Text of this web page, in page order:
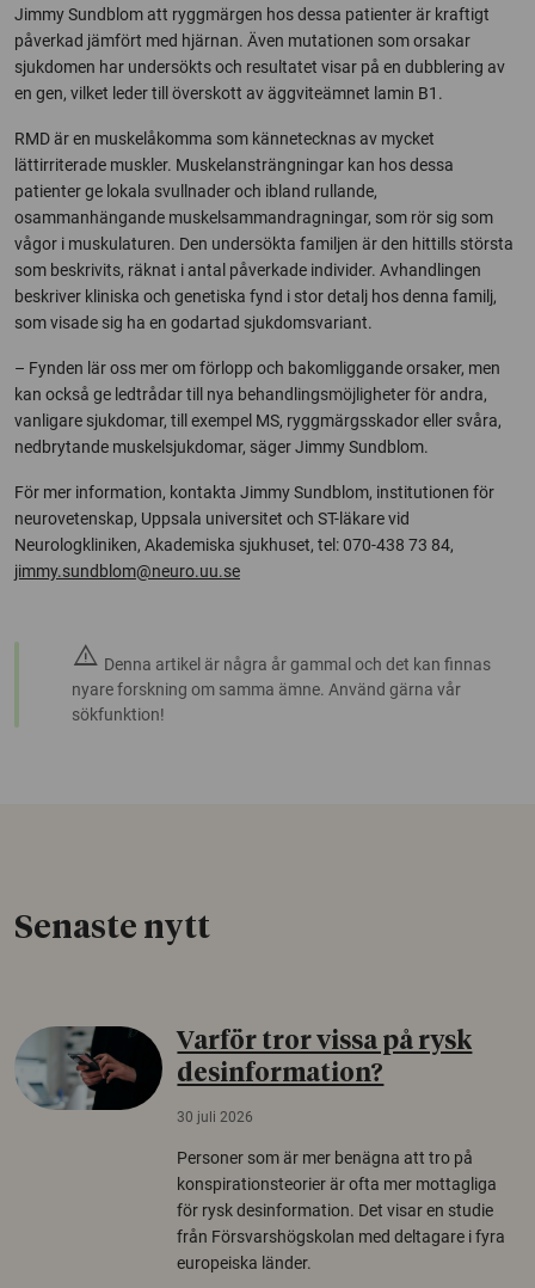
Jimmy Sundblom att ryggmärgen hos dessa patienter är kraftigt
påverkad jämfört med hjärnan. Även mutationen som orsakar
sjukdomen har undersökts och resultatet visar på en dubblering av
en gen, vilket leder till överskott av äggviteämnet lamin B1.
RMD är en muskelåkomma som kännetecknas av mycket
lättirriterade muskler. Muskelansträngningar kan hos dessa
patienter ge lokala svullnader och ibland rullande,
osammanhängande muskelsammandragningar, som rör sig som
vågor i muskulaturen. Den undersökta familjen är den hittills största
som beskrivits, räknat i antal påverkade individer. Avhandlingen
beskriver kliniska och genetiska fynd i stor detalj hos denna familj,
som visade sig ha en godartad sjukdomsvariant.
– Fynden lär oss mer om förlopp och bakomliggande orsaker, men
kan också ge ledtrådar till nya behandlingsmöjligheter för andra,
vanligare sjukdomar, till exempel MS, ryggmärgsskador eller svåra,
nedbrytande muskelsjukdomar, säger Jimmy Sundblom.
För mer information, kontakta Jimmy Sundblom, institutionen för
neurovetenskap, Uppsala universitet och ST-läkare vid
Neurologkliniken, Akademiska sjukhuset, tel: 070-438 73 84,
jimmy.sundblom@neuro.uu.se
warning Denna artikel är några år gammal och det kan finnas
nyare forskning om samma ämne. Använd gärna vår
sökfunktion!
Senaste nytt
Varför tror vissa på rysk
desinformation?
30 juli 2026
Personer som är mer benägna att tro på
konspirationsteorier är ofta mer mottagliga
för rysk desinformation. Det visar en studie
från Försvarshögskolan med deltagare i fyra
europeiska länder.